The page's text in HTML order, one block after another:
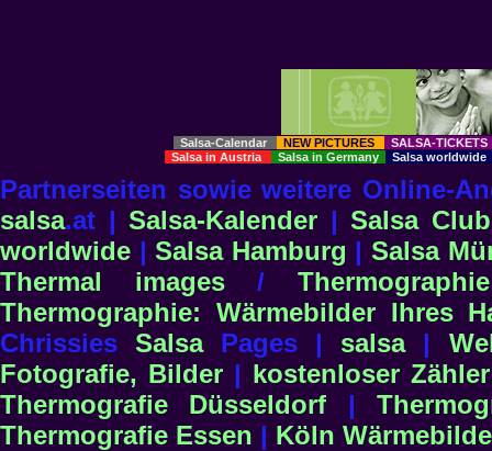
Salsa-Calendar NEW PICTURES
SALSA-
Salsa in Austria
Salsa in Germany Salsa worldwide
Partnerseiten sowie weitere Online-
salsa.at |Salsa-Kalender |Salsa
worldwide |Salsa Hamburg |Salsa
Thermal images/
Thermographie: Wärmebilder Ihres
ChrissiesSalsaPages | salsa|
Fotografie, Bilder | kostenloser
Thermografie Düsseldorf |
Thermografie Essen | Köln